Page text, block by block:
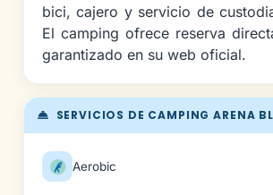
SERVICIOS DE CAMPING ARENA
Aerobic
bici, cajero y servicio de
El camping ofrece reserva
garantizado en su web oficial.